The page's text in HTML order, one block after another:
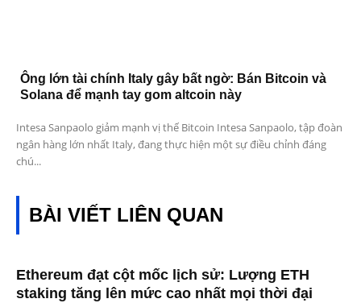
Ông lớn tài chính Italy gây bất ngờ: Bán Bitcoin và
Solana để mạnh tay gom altcoin này
Intesa Sanpaolo giảm mạnh vị thế Bitcoin Intesa Sanpaolo, tập đoàn
ngân hàng lớn nhất Italy, đang thực hiện một sự điều chỉnh đáng
chú...
BÀI VIẾT LIÊN QUAN
Ethereum đạt cột mốc lịch sử: Lượng ETH
staking tăng lên mức cao nhất mọi thời đại